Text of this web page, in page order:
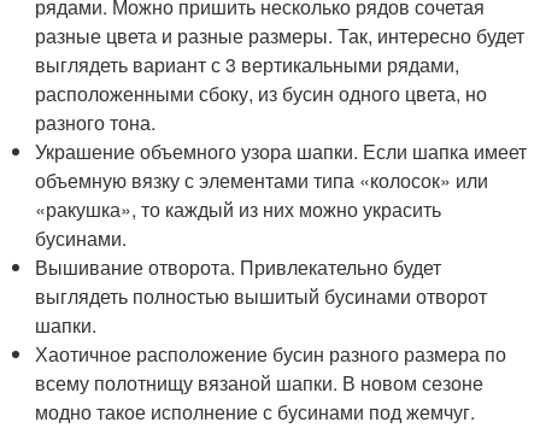
рядами. Можно пришить несколько рядов сочетая
разные цвета и разные размеры. Так, интересно будет
выглядеть вариант с 3 вертикальными рядами,
расположенными сбоку, из бусин одного цвета, но
разного тона.
Украшение объемного узора шапки. Если шапка имеет
объемную вязку с элементами типа «колосок» или
«ракушка», то каждый из них можно украсить
бусинами.
Вышивание отворота. Привлекательно будет
выглядеть полностью вышитый бусинами отворот
шапки.
Хаотичное расположение бусин разного размера по
всему полотнищу вязаной шапки. В новом сезоне
модно такое исполнение с бусинами под жемчуг.